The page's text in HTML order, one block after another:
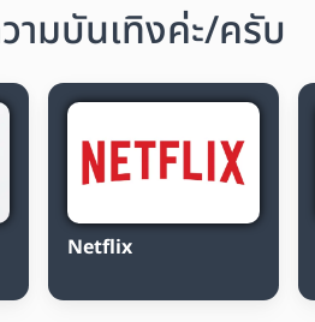
มบันเทิงค่ะ/ครับ
Netflix